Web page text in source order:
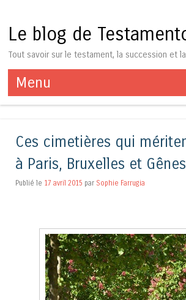
Le blog de
Tout savoir sur le testament, la succession et
Menu
Aller au contenu
Ces cimetières qui
à Paris, Bruxelles et Gênes
Publié le 17 avril 2015 par Sophie Farrugia